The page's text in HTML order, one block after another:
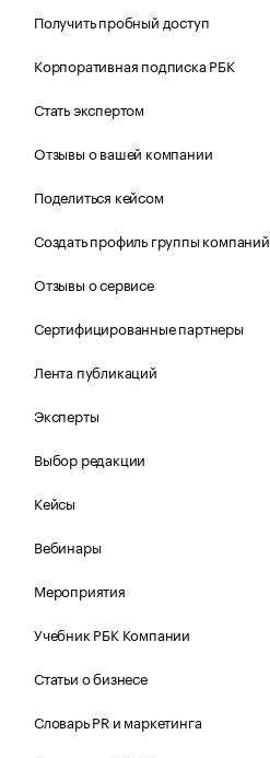
Получить пробный доступ
Корпоративная подписка РБК
Стать экспертом
Отзывы о вашей компании
Поделиться кейсом
Создать профиль группы компаний
Отзывы о сервисе
Сертифицированные партнеры
Лента публикаций
Эксперты
Выбор редакции
Кейсы
Вебинары
Мероприятия
Учебник РБК Компании
Статьи о бизнесе
Словарь PR и маркетинга